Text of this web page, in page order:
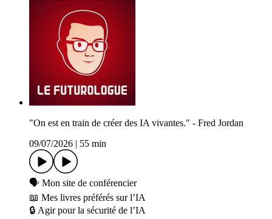
"On est en train de créer des IA vivantes." - Fred Jordan
09/07/2026
55 min
🗣️ ⁠⁠⁠⁠⁠⁠⁠⁠⁠⁠Mon site⁠⁠⁠⁠⁠⁠⁠⁠⁠⁠ de conférencier
📖 ⁠⁠⁠⁠⁠⁠⁠Mes livres préférés sur l’IA⁠⁠⁠⁠⁠⁠⁠
🔒 Agir pour la sécurité de l’IA